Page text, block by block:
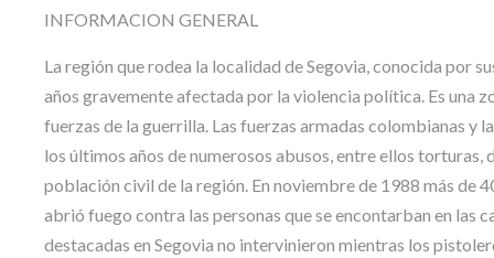
INFORMACION GENERAL
La región que rodea la localidad de Segovia, conocida por
años gravemente afectada por la violencia política. Es una
fuerzas de la guerrilla. Las fuerzas armadas colombianas y
los últimos años de numerosos abusos, entre ellos
población civil de la región. En noviembre de 1988 más de
abrió fuego contra las personas que se encontarban en las
destacadas en Segovia no intervinieron mientras los